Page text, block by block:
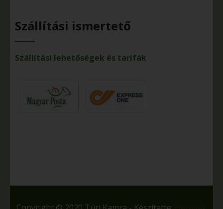
Szállítási ismertető
Szállítási lehetőségek és tarifák